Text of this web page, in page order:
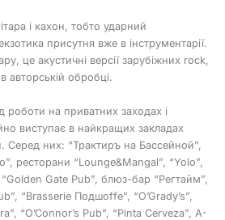
і кахон, тобто ударний
присутня вже в інструментарії.
це акустичні версії зарубіжних rock,
авторській обробці.
роботи на приватних заходах і
виступає в найкращих закладах
Серед них: “Трактиръ на Бассейной”,
ресторани “Lounge&Mangal”, “Yolo”,
Gate Pub”, блюз-бар “Регтайм”,
“Brasserie Подшоffе”, “O’Grady’s”,
“O’Connor’s Pub”, “Pinta Cerveza”, A-